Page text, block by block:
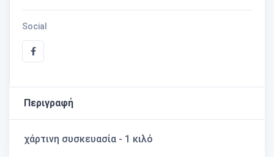
Social
Περιγραφή
χάρτινη συσκευασία - 1 κιλό